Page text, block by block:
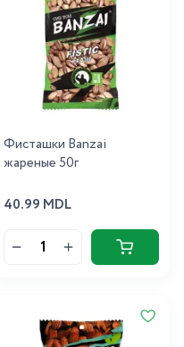
Фисташки Banzai
жареные 50г
40.99 MDL